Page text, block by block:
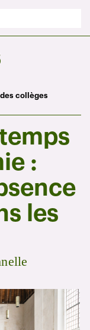
collèges
:
les